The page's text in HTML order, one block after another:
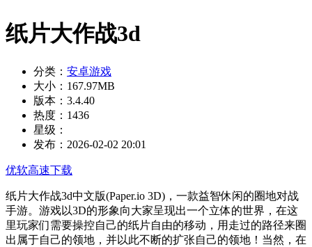
纸片大作战3d
分类： 安卓游戏
大小： 167.97MB
版本： 3.4.40
热度： 1436
星级：
发布： 2026-02-02 20:01
优软高速下载
纸片大作战3d中文版(Paper.io 3D)，一款益智休闲的圈地对战
手游。游戏以3D的形象向大家呈现出一个立体的世界，在这
里玩家们需要操控自己的纸片自由的移动，用走过的路径来圈
出属于自己的领地，并以此不断的扩张自己的领地！当然，在